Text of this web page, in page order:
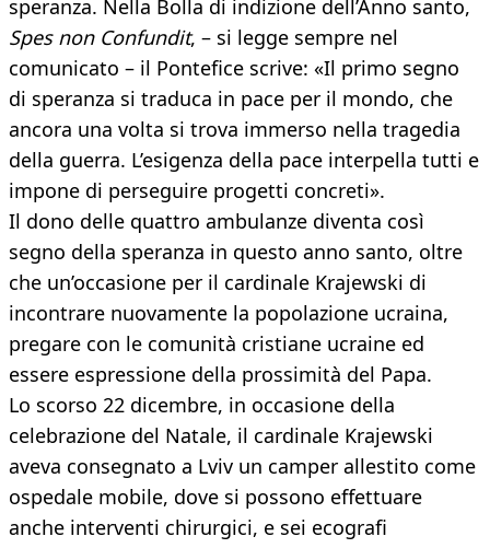
speranza. Nella Bolla di indizione dell’Anno santo,
Spes non Confundit, – si legge sempre nel
comunicato – il Pontefice scrive: «Il primo segno
di speranza si traduca in pace per il mondo, che
ancora una volta si trova immerso nella tragedia
della guerra. L’esigenza della pace interpella tutti e
impone di perseguire progetti concreti».
Il dono delle quattro ambulanze diventa così
segno della speranza in questo anno santo, oltre
che un’occasione per il cardinale Krajewski di
incontrare nuovamente la popolazione ucraina,
pregare con le comunità cristiane ucraine ed
essere espressione della prossimità del Papa.
Lo scorso 22 dicembre, in occasione della
celebrazione del Natale, il cardinale Krajewski
aveva consegnato a Lviv un camper allestito come
ospedale mobile, dove si possono effettuare
anche interventi chirurgici, e sei ecografi